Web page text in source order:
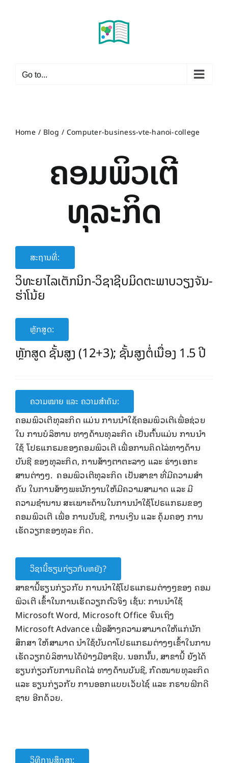
Go to...
Home Blog Computer-business-vte-hanoi-college
ຄອມພິວເຕີ
ທຸລະກິດ
ສະຖານທີ່:
ວິທະຍາ​ໄລ​ເຕັກນິກ-ວິຊາຊີບມິດຕະພາບວຽງຈັນ-
ຮ່າໂນ້ຍ
ຫຼັກສູດ:
ຫຼັກສູດ ຊັ້ນສູງ (12+3); ຊັ້ນສູງຕໍ່ເນື່ອງ 1.5 ປີ
ຄວາມໝາຍ ແລະ ຄວາມສໍາຄັນ:
ຄອມພິວເຕີທຸລະກິດ ແມ່ນ ການນໍາໃຊ້ຄອມພິວເຕີເພື່ອຊ່ວຍ
ໃນ ການບໍລິຫານ ທາງດ້ານທຸລະກິດ ເປັນຕົ້ນແມ່ນ ການນໍາ
ໃຊ້ ໂປຣແກຣມຂອງຄອມພິວເຕີ ເພື່ອການຄິດໄລ່ທາງດ້ານ
ບັນຊີ ຂອງທຸລະກິດ, ການສ້າງຕາຕະລາງ ແລະ ຮ່າງເອກະ
ສານຕ່າງໆ. ຄອມພິວເຕີທຸລະກິດ ເປັນສາຂາ ທີ່ມີຄວາມສໍາ
ຄັນ ໃນການສ້າງພະນັກງານໃຫ້ມີຄວາມສາມາດ ແລະ ມີ
ຄວາມຊໍານານ ສະເພາະດ້ານໃນການນໍາໃຊ້ໂປຣແກຣມຂອງ
ຄອມພິວເຕີ ເພື່ອ ການບັນຊີ, ການເງີນ ແລະ ຄຸ້ມຄອງ ການ
ເຮັດວຽກຂອງທຸລະ ກິດ.
ວິຊານີ້ຮຽນກ່ຽວກັບຫຍັງ?
ສາຂານີ້ຮຽນກ່ຽວກັບ ການນໍາໃຊ້ໂປຣແກຣມຕ່າງໆຂອງ ຄອມ
ພິວເຕີ ເຂົ້າໃນການເຮັດວຽກຕົວຈິງ ເຊັ່ນ: ການນໍາໃຊ້
Microsoft Word, Microsoft Office ຈົນເຖິງ
Microsoft Advance ເພື່ອສ້າງຄວາມສາມາດໃຫ້ແກ່ນັກ
ສຶກສາ ໃຫ້ສາມາດ ນໍາໃຊ້ບັນດາໂປຣແກຣມຕ່າງໆເຂົ້າໃນການ
ເຮັດວຽກບໍລິຫານໄດ້ຢ່າງມືອາຊີບ. ນອກນັ້ນ, ສາຂານີ້ ຍັງໄດ້
ຮຽນກ່ຽວກັບການຄິດໄລ່ ທາງດ້ານບັນຊີ, ກົດໝາຍທຸລະກິດ
ແລະ ຮຽນກ່ຽວກັບ ການອອກແບບເວັບໄຊ໌ ແລະ ກຣາບຟິກດີ
ຊາຍ ອີກດ້ວຍ.
ວິທີການສຶກສາ: